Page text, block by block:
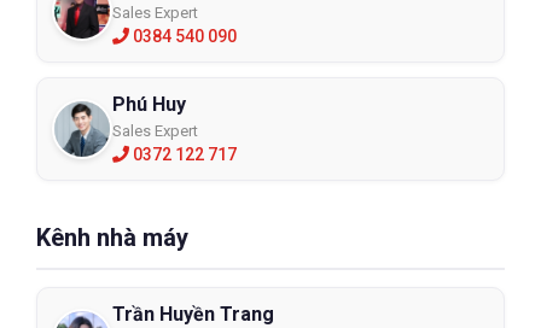
Sales Expert
0384 540 090
Phú Huy
Sales Expert
0372 122 717
Kênh nhà máy
Trần Huyền Trang